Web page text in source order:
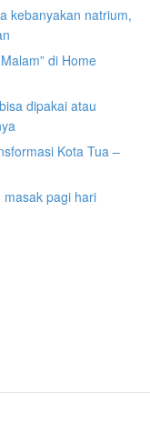
kebanyakan natrium,
di Home
dipakai atau
Kota Tua –
masak pagi hari